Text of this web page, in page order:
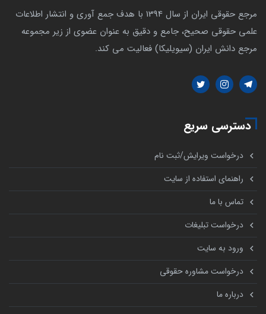
مرجع حقوقی ایران از سال 1394 با هدف جمع آوری و انتشار اطلاعات
علمی حقوقی صحیح، جامع و دقیق به عنوان عضوی از زیر مجموعه
مرجع دانش ایران (سیویلیکا) فعالیت می کند.
دسترسی سریع
درخواست ویرایش/ثبت نام
راهنمای استفاده از سایت
تماس با ما
درخواست تبلیغات
ورود به سایت
درخواست مشاوره حقوقی
درباره ما